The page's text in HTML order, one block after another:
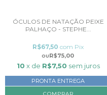
ÓCULOS DE NATAÇÃO PEIXE
PALHAÇO - STEPHE...
R$75,00
R$67,50 com Pix
10 x de R$7,50 sem juros
PRONTA ENTREGA